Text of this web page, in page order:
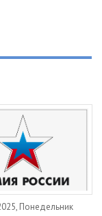
Понедельник